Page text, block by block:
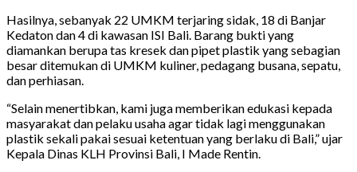
Hasilnya, sebanyak 22 UMKM terjaring sidak, 18 di Banjar
Kedaton dan 4 di kawasan ISI Bali. Barang bukti yang
diamankan berupa tas kresek dan pipet plastik yang sebagian
besar ditemukan di UMKM kuliner, pedagang busana, sepatu,
dan perhiasan.
“Selain menertibkan, kami juga memberikan edukasi kepada
masyarakat dan pelaku usaha agar tidak lagi menggunakan
plastik sekali pakai sesuai ketentuan yang berlaku di Bali,” ujar
Kepala Dinas KLH Provinsi Bali, I Made Rentin.